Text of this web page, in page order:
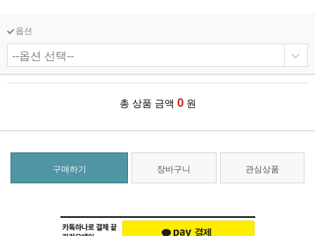
옵션
총 상품 금액 0 원
구매하기 장바구니 관심상품